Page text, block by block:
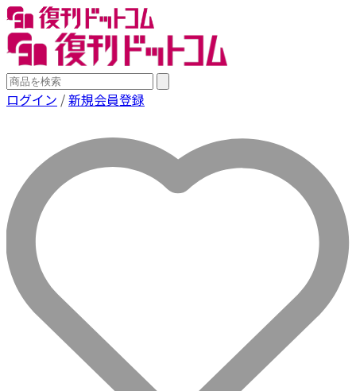
ログイン /新規会員登録